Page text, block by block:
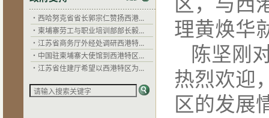
·西哈努克省省长郭宗仁赞扬西港...
·柬埔寨劳工与职业培训部部长毅...
·江苏省商务厅外经处调研西港特...
·中国驻柬埔寨大使馆到西港特区...
·江苏省住建厅希望以西港特区为...
关心企业发展，西哈努克省省长...
·干拉省省长郭宗仁：西港特区以...
·西哈努克省省长郭宗仁赞扬西港...
理黄焕华
陈坚刚
热烈欢迎
区的发展